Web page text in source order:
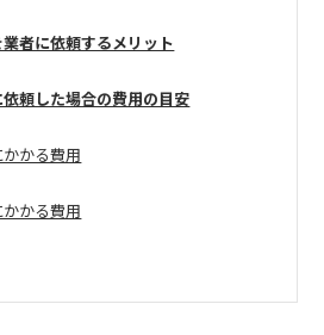
者に依頼するメリット
頼した場合の費用の目安
かる費用
かる費用